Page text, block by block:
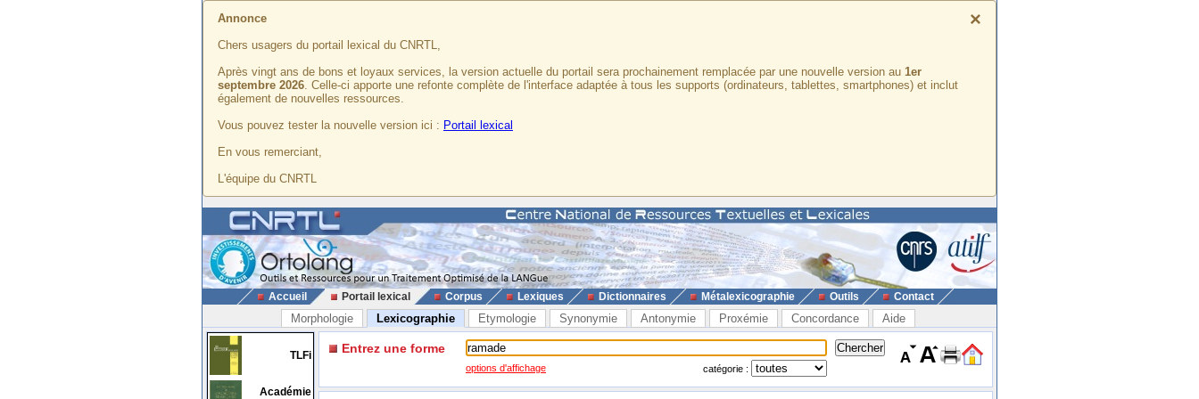
×
Annonce
Chers usagers du portail lexical du CNRTL,
Après vingt ans de bons et loyaux services, la version actuelle du portail sera prochainement remplacée par une nouvelle version au 1er
septembre 2026. Celle-ci apporte une refonte complète de l'interface adaptée à tous les supports (ordinateurs, tablettes, smartphones) et inclut
également de nouvelles ressources.
Vous pouvez tester la nouvelle version ici : Portail lexical
En vous remerciant,
L'équipe du CNRTL
Accueil Portail lexical Corpus Lexiques Dictionnaires Métalexicographie Outils Contact
Morphologie Lexicographie Etymologie Synonymie Antonymie Proxémie Concordance Aide
TLFi
Académie
Entrez une forme
options d'affichage catégorie :